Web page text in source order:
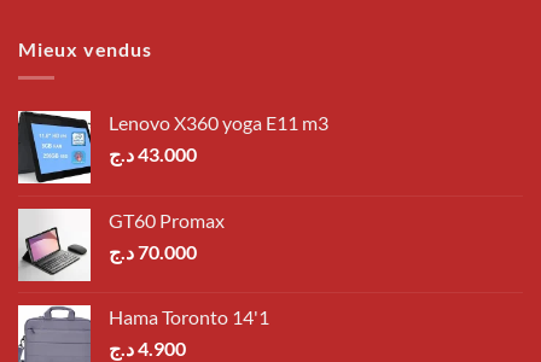
Mieux vendus
Lenovo X360 yoga E11 m3
43.000د.ج
GT60 Promax
70.000د.ج
Hama Toronto 14'1
4.900د.ج